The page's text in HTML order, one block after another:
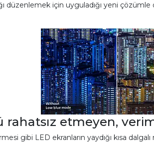
düzenlemek için uyguladığı yeni
rahatsız etmeyen,
gibi LED ekranların yaydığı kısa